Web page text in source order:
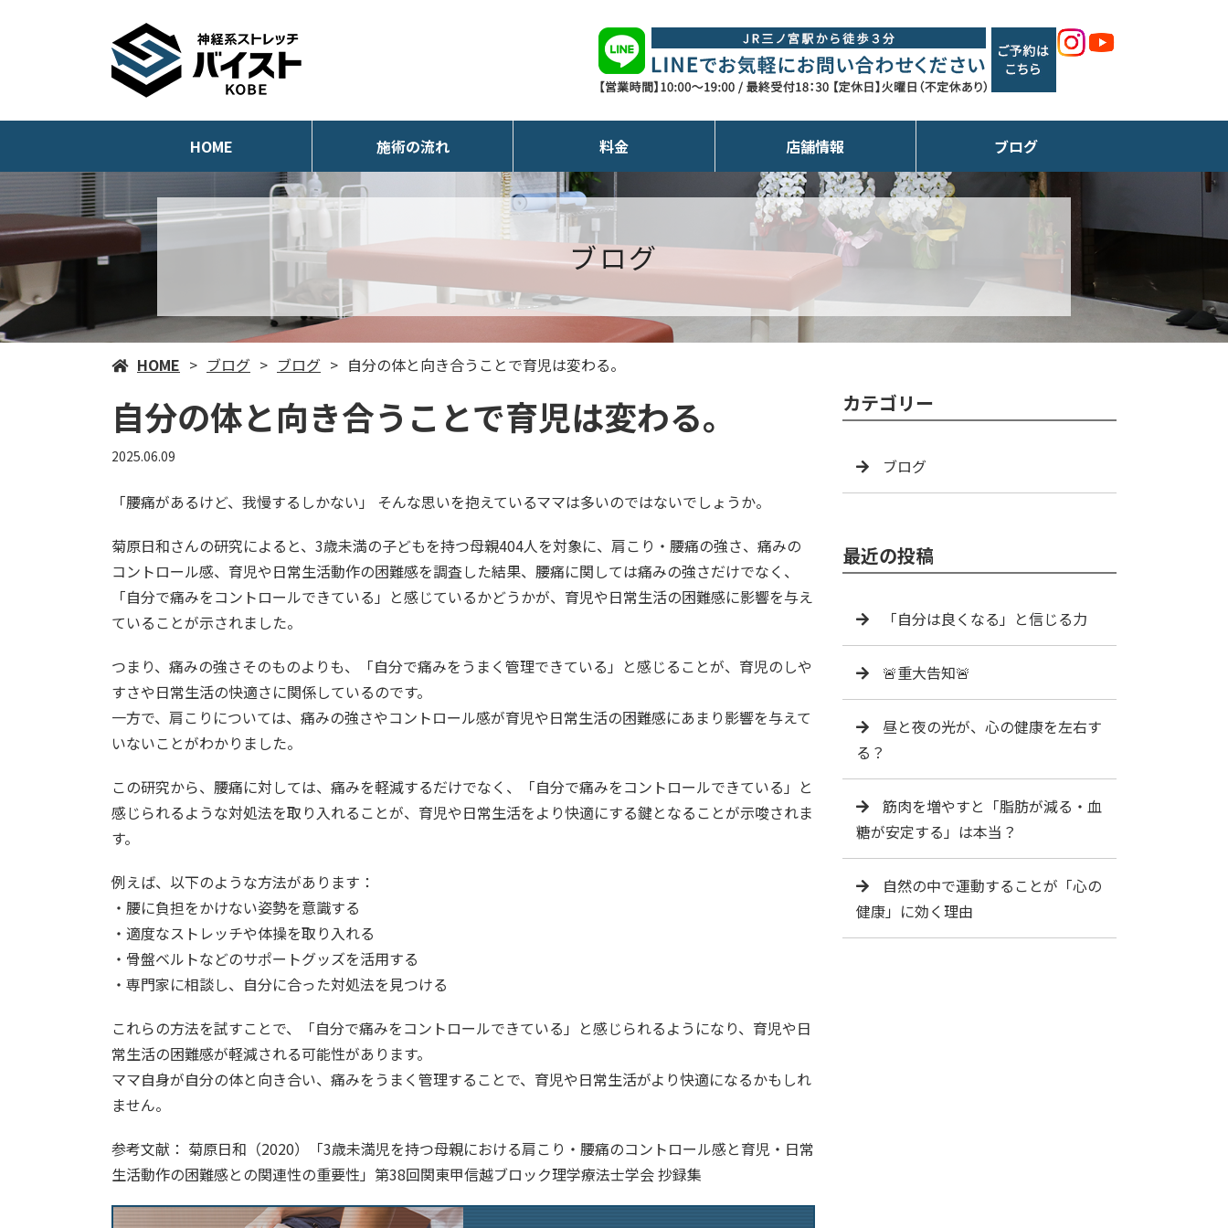
HOME 施術の流れ 料金 店舗情報 ブログ
ブログ
HOME ブログ ブログ 自分の体と向き合うことで育児は変わる。
自分の体と向き合うことで育児は変わる。
2025.06.09
「腰痛があるけど、我慢するしかない」 そんな思いを抱えているママは多いのではないでしょうか。
菊原日和さんの研究によると、3歳未満の子どもを持つ母親404人を対象に、肩こり・腰痛の強さ、痛みの
コントロール感、育児や日常生活動作の困難感を調査した結果、腰痛に関しては痛みの強さだけでなく、
「自分で痛みをコントロールできている」と感じているかどうかが、育児や日常生活の困難感に影響を与え
ていることが示されました。
つまり、痛みの強さそのものよりも、「自分で痛みをうまく管理できている」と感じることが、育児のしや
すさや日常生活の快適さに関係しているのです。
一方で、肩こりについては、痛みの強さやコントロール感が育児や日常生活の困難感にあまり影響を与えて
いないことがわかりました。
この研究から、腰痛に対しては、痛みを軽減するだけでなく、「自分で痛みをコントロールできている」と
感じられるような対処法を取り入れることが、育児や日常生活をより快適にする鍵となることが示唆されま
す。
例えば、以下のような方法があります：
・腰に負担をかけない姿勢を意識する
・適度なストレッチや体操を取り入れる
・骨盤ベルトなどのサポートグッズを活用する
・専門家に相談し、自分に合った対処法を見つける
これらの方法を試すことで、「自分で痛みをコントロールできている」と感じられるようになり、育児や日
常生活の困難感が軽減される可能性があります。
ママ自身が自分の体と向き合い、痛みをうまく管理することで、育児や日常生活がより快適になるかもしれ
ません。
参考文献： 菊原日和（2020）「3歳未満児を持つ母親における肩こり・腰痛のコントロール感と育児・日常
生活動作の困難感との関連性の重要性」第38回関東甲信越ブロック理学療法士学会 抄録集
カテゴリー
ブログ
最近の投稿
「自分は良くなる」と信じる力
🚨重大告知🚨
昼と夜の光が、心の健康を左右す
る？
筋肉を増やすと「脂肪が減る・血
糖が安定する」は本当？
自然の中で運動することが「心の
健康」に効く理由